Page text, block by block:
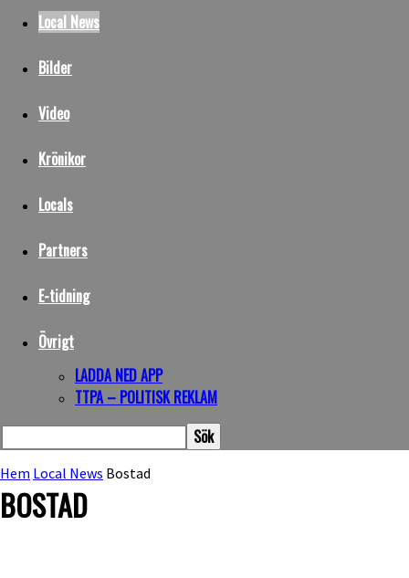
Local News
Bilder
Video
Krönikor
Locals
Partners
E-tidning
Övrigt
LADDA NED APP
TTPA – POLITISK REKLAM
Hem Local News Bostad
BOSTAD